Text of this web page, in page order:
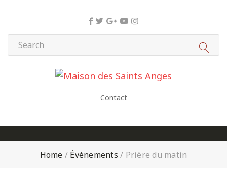
Contact
Home / Évènements / Prière du matin